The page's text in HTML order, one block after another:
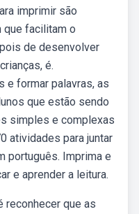
imprimir são
que facilitam o
de desenvolver
é.
e formar palavras, as
que estão sendo
simples e complexas
atividades para juntar
português. Imprima e
e aprender a leitura.
reconhecer que as